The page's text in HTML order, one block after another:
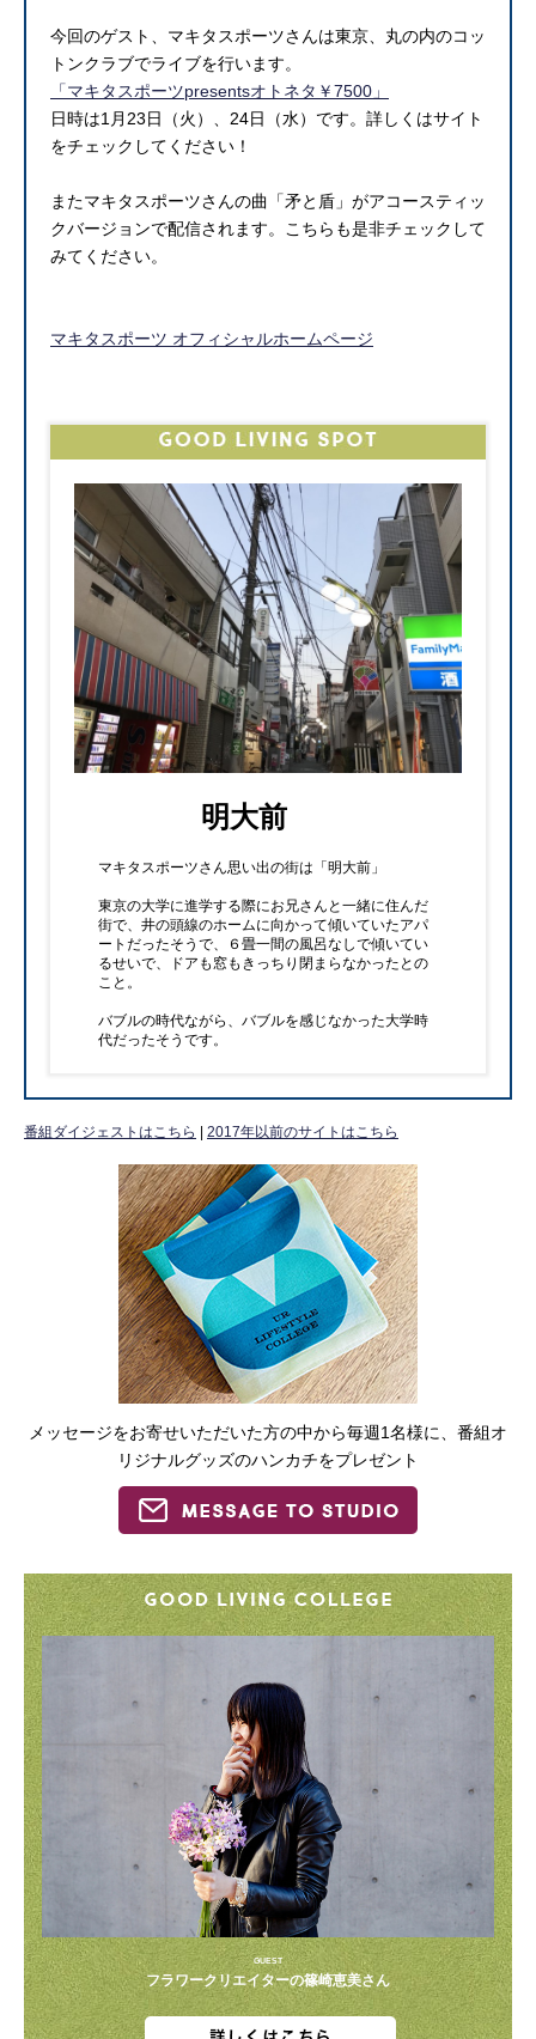
今回のゲスト、マキタスポーツさんは東京、丸の内のコッ
トンクラブでライブを行います。
「マキタスポーツpresentsオトネタ￥7500」
日時は1月23日（火）、24日（水）です。詳しくはサイト
をチェックしてください！
またマキタスポーツさんの曲「矛と盾」がアコースティッ
クバージョンで配信されます。こちらも是非チェックして
みてください。
マキタスポーツ オフィシャルホームページ
明大前
マキタスポーツさん思い出の街は「明大前」
東京の大学に進学する際にお兄さんと一緒に住んだ
街で、井の頭線のホームに向かって傾いていたアパ
ートだったそうで、６畳一間の風呂なしで傾いてい
るせいで、ドアも窓もきっちり閉まらなかったとの
こと。
バブルの時代ながら、バブルを感じなかった大学時
代だったそうです。
番組ダイジェストはこちら 2017年以前のサイトはこちら
メッセージをお寄せいただいた方の中から毎週1名様に、番組オ
リジナルグッズのハンカチをプレゼント
GUEST
フラワークリエイターの篠崎恵美さん